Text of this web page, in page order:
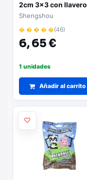
2cm 3x3 con llavero
Shengshou
� � � � �(46)
6,65 €
1 unidades
Añadir al carrito